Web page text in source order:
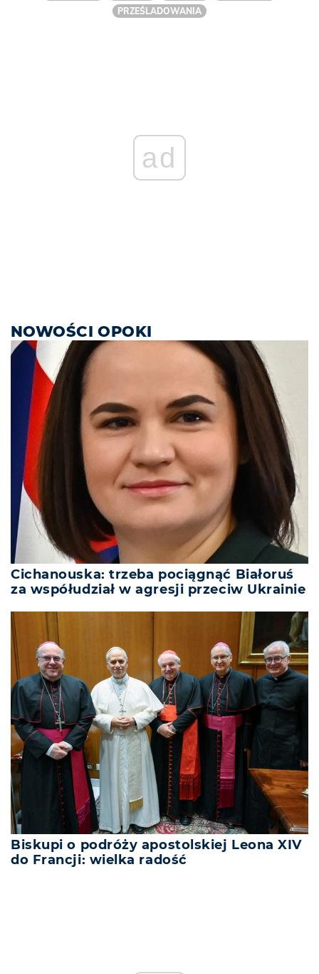
PRZEŚLADOWANIA
ad
NOWOŚCI OPOKI
Cichanouska: trzeba pociągnąć Białoruś
za współudział w agresji przeciw Ukrainie
Biskupi o podróży apostolskiej Leona XIV
do Francji: wielka radość